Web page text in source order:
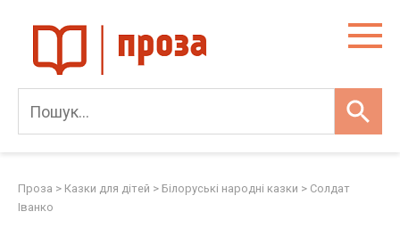
content
Проза > Казки для дітей > Білоруські народні казки > Солдат
Іванко